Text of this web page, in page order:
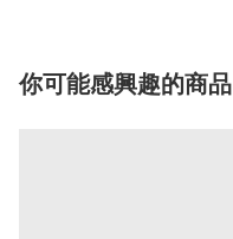
你可能感興趣的商品